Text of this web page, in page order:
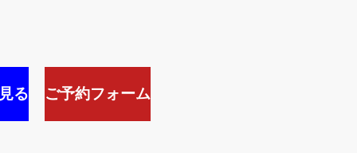
ご予約フォーム
る